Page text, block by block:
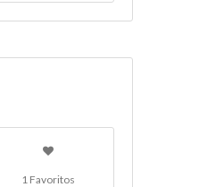
1 Favoritos